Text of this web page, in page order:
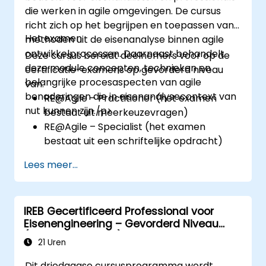
die werken in agile omgevingen. De cursus
richt zich op het begrijpen en toepassen van
methoden uit de eisenanalyse binnen agile
ontwikkelprocessen. Daarnaast behandelt
deze module concepten, technieken en
belangrijke procesaspecten van agile
benaderingen die in eisenanalysecontext van
nut kunnen zijn./p>
Het examen
Deze cursus bereidt deelnemers voor op de
certificatie-examens op gevorderd niveau
van:
RE@Agile – Practitioner (het examen
bestaat uit meerkeuzevragen)
RE@Agile – Specialist (het examen
bestaat uit een schriftelijke opdracht)
Lees meer...
IREB Gecertificeerd Professional voor
Eisenengineering – Gevorderd Niveau
(Beheer van Eisen)
21 Uren